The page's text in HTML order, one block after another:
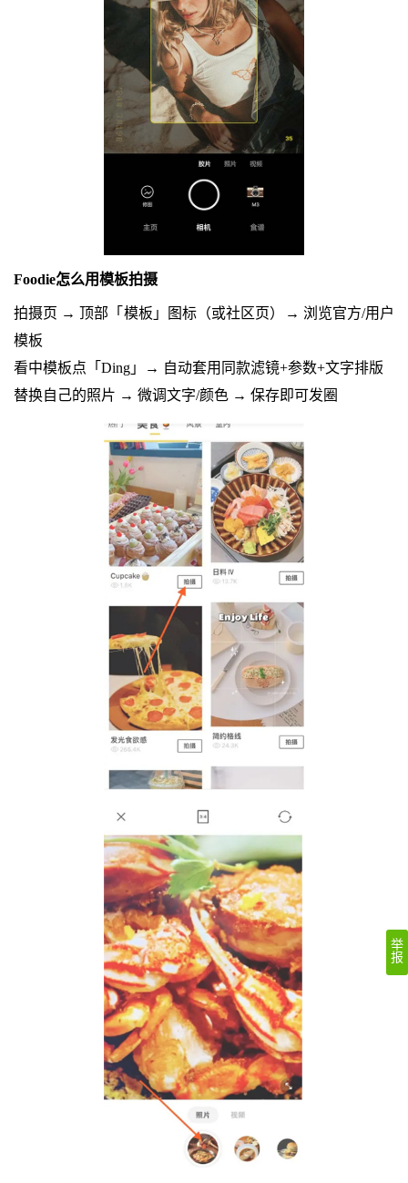
Foodie怎么用模板拍摄
拍摄页 → 顶部「模板」图标（或社区页）→ 浏览官方/用户
模板
看中模板点「Ding」→ 自动套用同款滤镜+参数+文字排版
替换自己的照片 → 微调文字/颜色 → 保存即可发圈
举
报